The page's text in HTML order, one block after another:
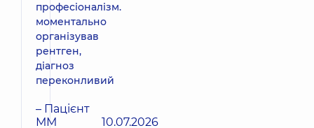
професіоналізм.
моментально
організував
рентген,
діагноз
переконливий
– Пацієнт
ММ
10.07.2026